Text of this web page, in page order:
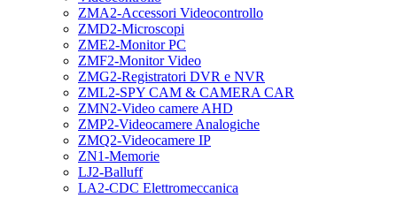
ZMA2-Accessori Videocontrollo
ZMD2-Microscopi
ZME2-Monitor PC
ZMF2-Monitor Video
ZMG2-Registratori DVR e NVR
ZML2-SPY CAM & CAMERA CAR
ZMN2-Video camere AHD
ZMP2-Videocamere Analogiche
ZMQ2-Videocamere IP
ZN1-Memorie
LJ2-Balluff
LA2-CDC Elettromeccanica